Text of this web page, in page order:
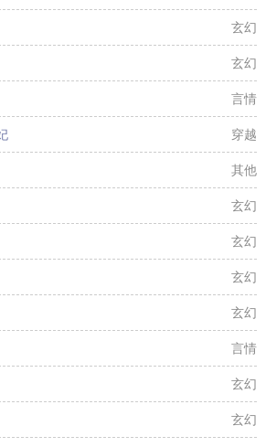
玄幻
玄幻
言情
穿越
其他
玄幻
玄幻
玄幻
玄幻
言情
玄幻
玄幻